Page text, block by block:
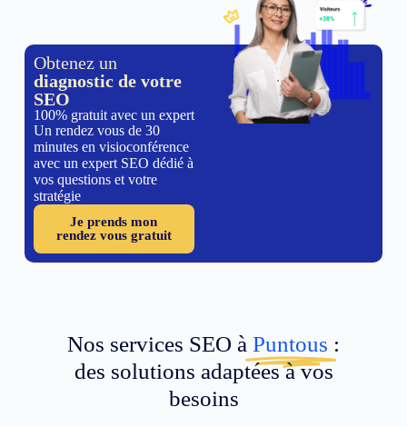
Obtenez un
diagnostic de votre
SEO
100% gratuit avec un expert
Un rendez vous de 30
minutes en visioconférence
avec un expert SEO dédié à
vos questions et votre
stratégie
Je prends mon
rendez vous gratuit
Nos services SEO à Puntous :
des solutions adaptées à vos
besoins